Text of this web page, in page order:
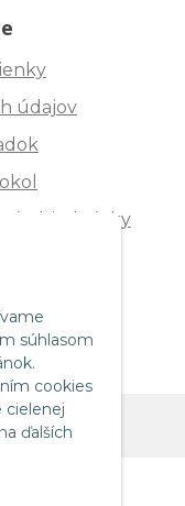
súhlasom
cookies
cielenej
ďalších
údajov
objednávky
2025"
s.r.o.